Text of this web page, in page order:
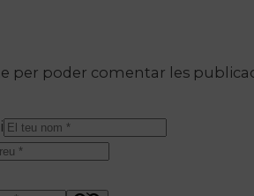
per poder comentar les